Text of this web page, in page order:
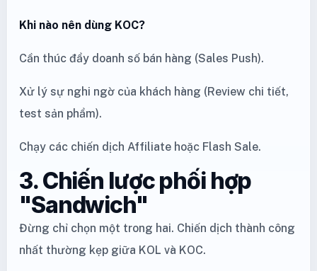
Khi nào nên dùng KOC?
Cần thúc đẩy doanh số bán hàng (Sales Push).
Xử lý sự nghi ngờ của khách hàng (Review chi tiết,
test sản phẩm).
Chạy các chiến dịch Affiliate hoặc Flash Sale.
3. Chiến lược phối hợp
"Sandwich"
Đừng chỉ chọn một trong hai. Chiến dịch thành công
nhất thường kẹp giữa KOL và KOC.